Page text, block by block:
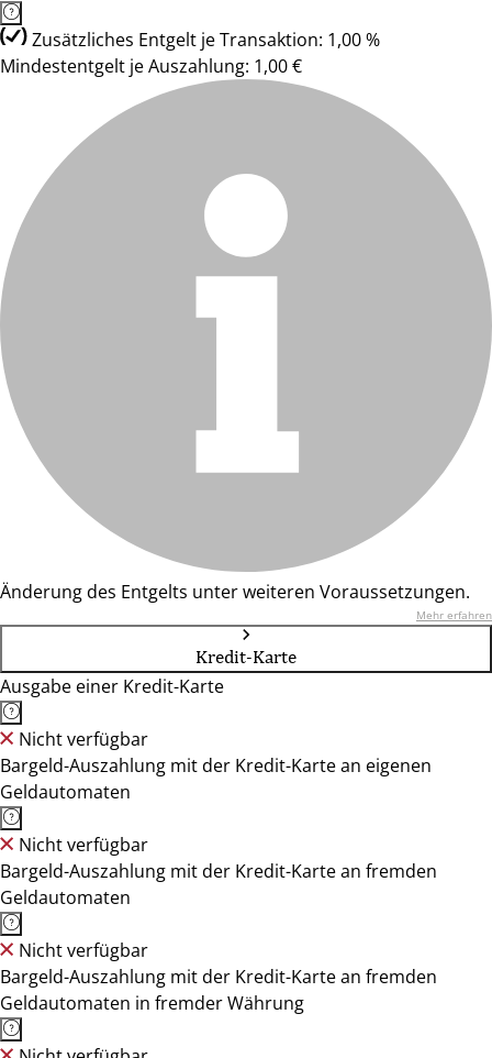
Zusätzliches Entgelt je Transaktion: 1,00 %
Mindestentgelt je Auszahlung: 1,00 €
Änderung des Entgelts unter weiteren Voraussetzungen.
Mehr erfahren
Kredit-Karte
Ausgabe einer Kredit-Karte
Nicht verfügbar
Bargeld-Auszahlung mit der Kredit-Karte an eigenen
Geldautomaten
Nicht verfügbar
Bargeld-Auszahlung mit der Kredit-Karte an fremden
Geldautomaten
Nicht verfügbar
Bargeld-Auszahlung mit der Kredit-Karte an fremden
Geldautomaten in fremder Währung